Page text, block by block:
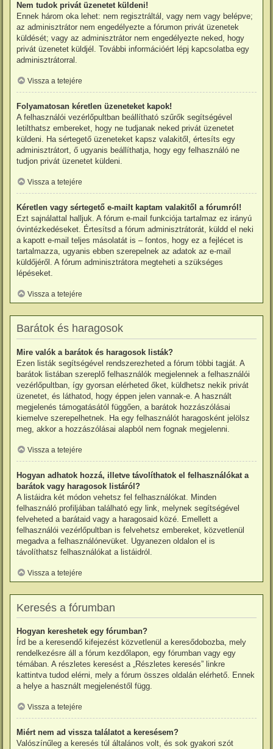
Nem tudok privát üzenetet küldeni!
Ennek három oka lehet: nem regisztráltál, vagy nem vagy belépve;
az adminisztrátor nem engedélyezte a fórumon privát üzenetek
küldését; vagy az adminisztrátor nem engedélyezte neked, hogy
privát üzenetet küldjél. További információért lépj kapcsolatba egy
adminisztrátorral.
Vissza a tetejére
Folyamatosan kéretlen üzeneteket kapok!
A felhasználói vezérlőpultban beállítható szűrők segítségével
letilthatsz embereket, hogy ne tudjanak neked privát üzenetet
küldeni. Ha sértegető üzeneteket kapsz valakitől, értesíts egy
adminisztrátort, ő ugyanis beállíthatja, hogy egy felhasználó ne
tudjon privát üzenetet küldeni.
Vissza a tetejére
Kéretlen vagy sértegető e-mailt kaptam valakitől a fórumról!
Ezt sajnálattal halljuk. A fórum e-mail funkciója tartalmaz ez irányú
óvintézkedéseket. Értesítsd a fórum adminisztrátorát, küldd el neki
a kapott e-mail teljes másolatát is – fontos, hogy ez a fejlécet is
tartalmazza, ugyanis ebben szerepelnek az adatok az e-mail
küldőjéről. A fórum adminisztrátora megteheti a szükséges
lépéseket.
Vissza a tetejére
Barátok és haragosok
Mire valók a barátok és haragosok listák?
Ezen listák segítségével rendszerezheted a fórum többi tagját. A
barátok listában szereplő felhasználók megjelennek a felhasználói
vezérlőpultban, így gyorsan elérheted őket, küldhetsz nekik privát
üzenetet, és láthatod, hogy éppen jelen vannak-e. A használt
megjelenés támogatásától függően, a barátok hozzászólásai
kiemelve szerepelhetnek. Ha egy felhasználót haragosként jelölsz
meg, akkor a hozzászólásai alapból nem fognak megjelenni.
Vissza a tetejére
Hogyan adhatok hozzá, illetve távolíthatok el felhasználókat a
barátok vagy haragosok listáról?
A listáidra két módon vehetsz fel felhasználókat. Minden
felhasználó profiljában található egy link, melynek segítségével
felveheted a barátaid vagy a haragosaid közé. Emellett a
felhasználói vezérlőpultban is felvehetsz embereket, közvetlenül
megadva a felhasználónevüket. Ugyanezen oldalon el is
távolíthatsz felhasználókat a listáidról.
Vissza a tetejére
Keresés a fórumban
Hogyan kereshetek egy fórumban?
Írd be a keresendő kifejezést közvetlenül a keresődobozba, mely
rendelkezésre áll a fórum kezdőlapon, egy fórumban vagy egy
témában. A részletes keresést a „Részletes keresés” linkre
kattintva tudod elérni, mely a fórum összes oldalán elérhető. Ennek
a helye a használt megjelenéstől függ.
Vissza a tetejére
Miért nem ad vissza találatot a keresésem?
Valószínűleg a keresés túl általános volt, és sok gyakori szót